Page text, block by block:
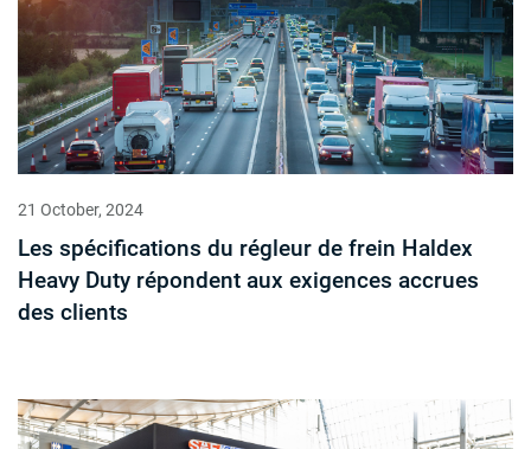
21 October, 2024
Les spécifications du régleur de frein Haldex
Heavy Duty répondent aux exigences accrues
des clients